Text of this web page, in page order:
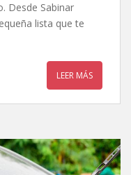
Desde Sabinar
lista que te
LEER MÁS